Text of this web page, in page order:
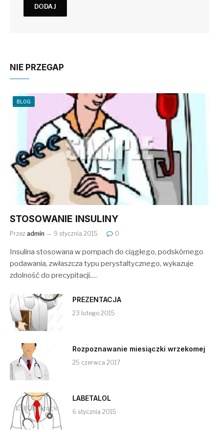
NIE PRZEGAP
BLOG
STOSOWANIE INSULINY
Przez admin 9 stycznia 2015 0
Insulina stosowana w pompach do ciągłego, podskórnego
podawania, zwłaszcza typu perystaltycznego, wykazuje
zdolność do precypitacji.…
PREZENTACJA
23 lutego 2015
Rozpoznawanie miesiączki wrzekomej
25 czerwca 2017
LABETALOL
6 stycznia 2015